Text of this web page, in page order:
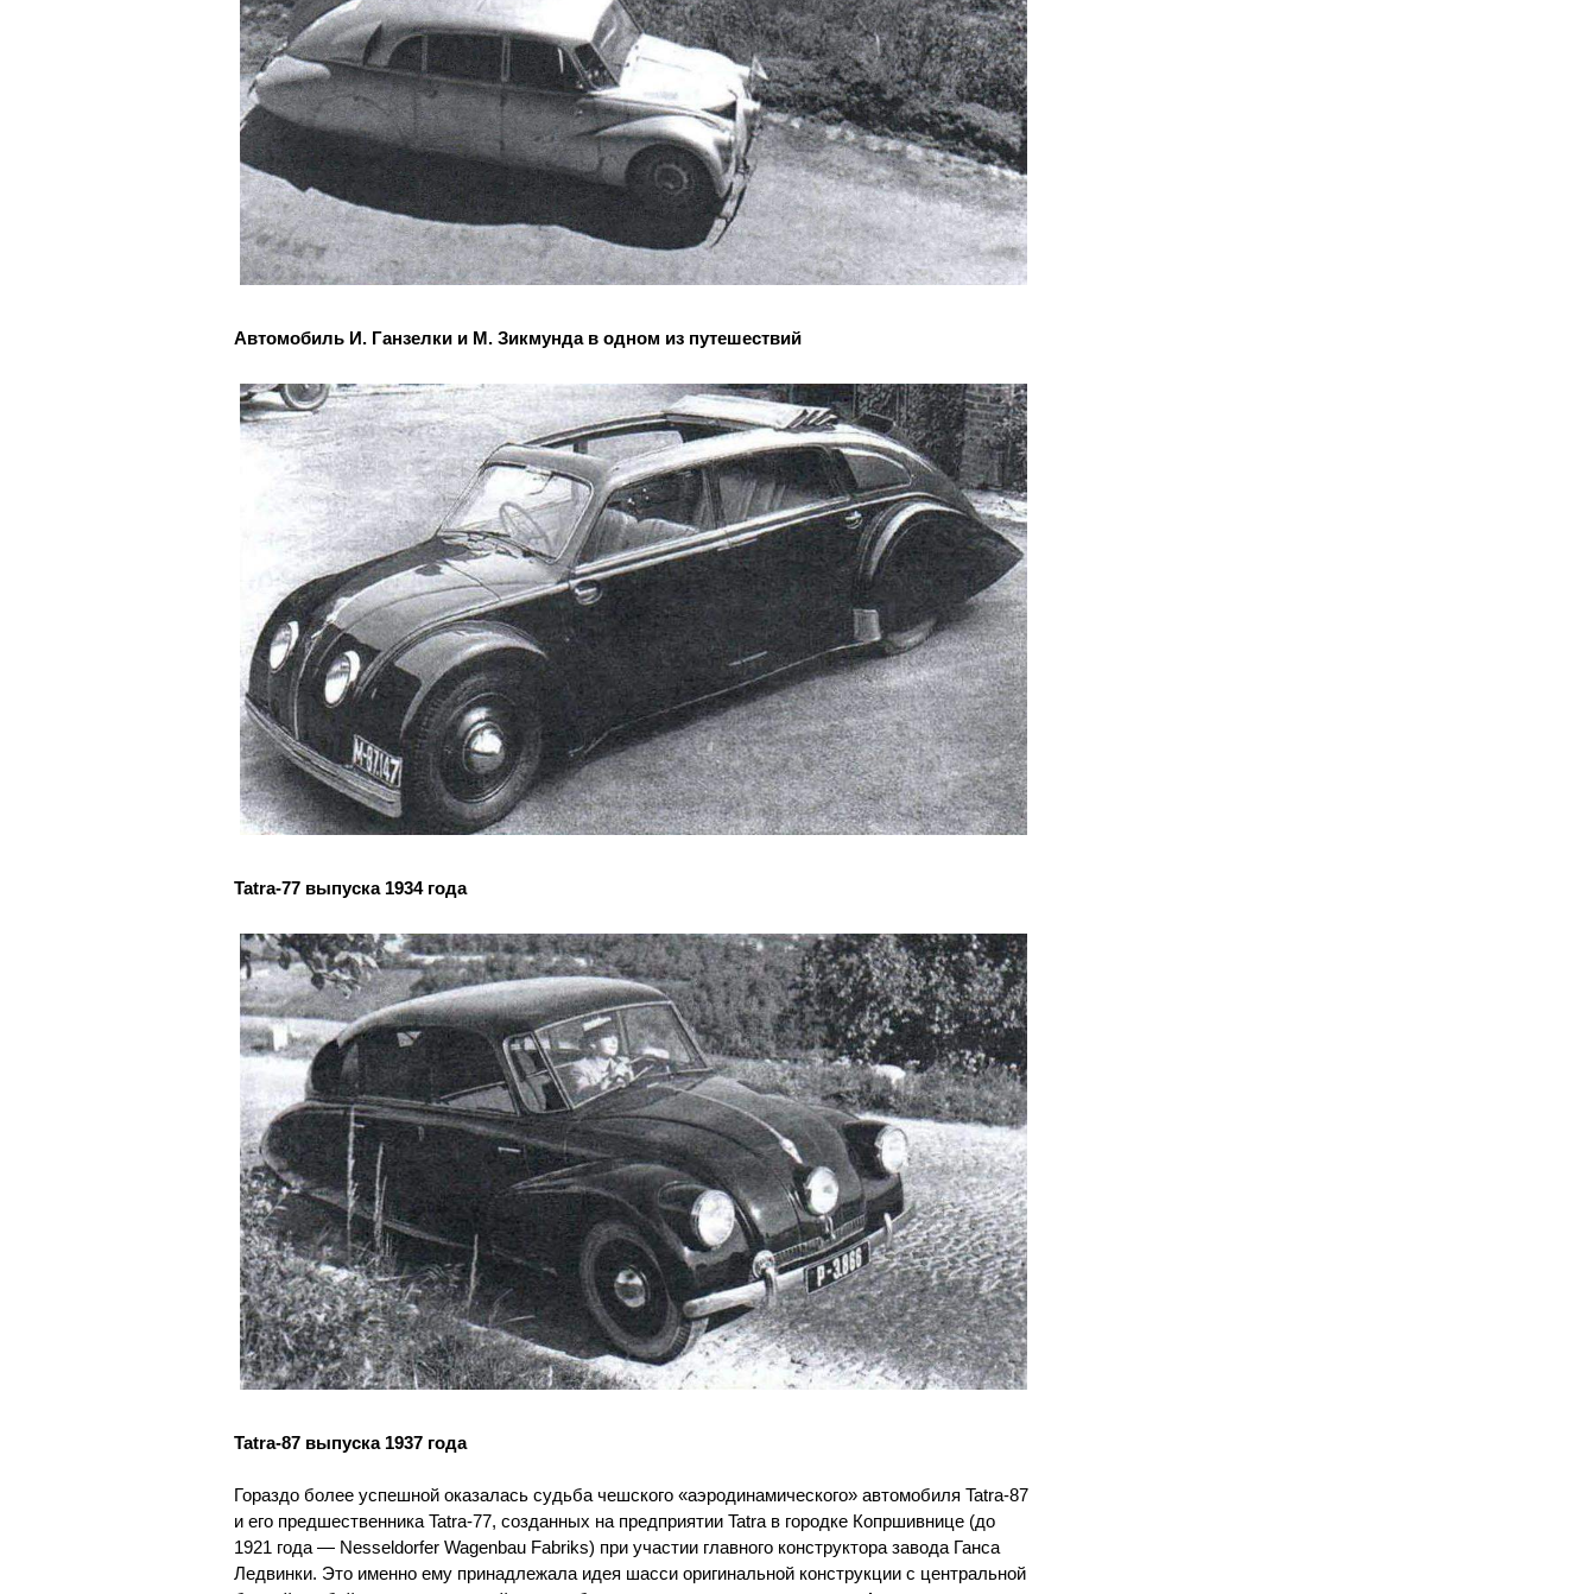
Автомобиль И. Ганзелки и М. Зикмунда в одном из путешествий
Tatra-77 выпуска 1934 года
Tatra-87 выпуска 1937 года
Гораздо более успешной оказалась судьба чешского «аэродинамического» автомобиля Tatra-87
и его предшественника Tatra-77, созданных на предприятии Tatra в городке Копршивнице (до
1921 года — Nesseldorfer Wagenbau Fabriks) при участии главного конструктора завода Ганса
Ледвинки. Это именно ему принадлежала идея шасси оригинальной конструкции с центральной